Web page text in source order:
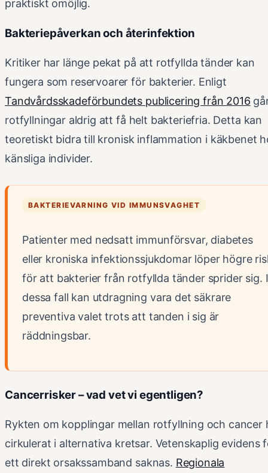
praktiskt omöjlig.
Bakteriepåverkan och återinfektion
Kritiker har länge pekat på att rotfyllda tänder kan
fungera som reservoarer för bakterier. Enligt
Tandvårdsskadeförbundets publicering från 2016
rotfyllningar aldrig att få helt bakteriefria. Detta kan
teoretiskt bidra till kronisk inflammation i käkbenet
känsliga individer.
BAKTERIEVARNING VID IMMUNSVAGHET
Patienter med nedsatt immunförsvar, diabetes
eller kroniska infektionssjukdomar löper högre
för att bakterier från rotfyllda tänder sprider sig. I
dessa fall kan utdragning vara det säkrare
preventiva valet trots att tanden i sig är
räddningsbar.
Cancerrisker – vad vet vi egentligen?
Rykten om kopplingar mellan rotfyllning och cancer
cirkulerat i alternativa kretsar. Vetenskaplig evidens
ett direkt orsakssamband saknas. Regionala